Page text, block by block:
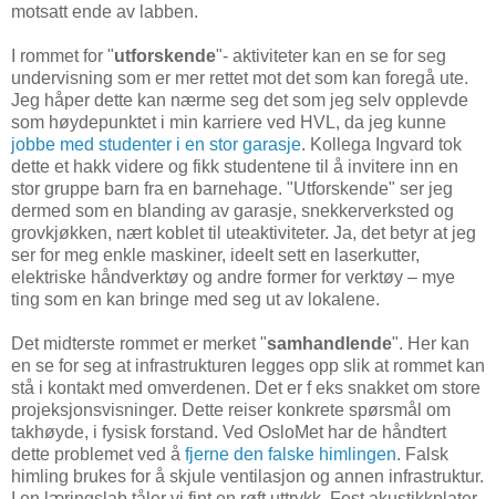
motsatt ende av labben.
I rommet for "utforskende"- aktiviteter kan en se for seg
undervisning som er mer rettet mot det som kan foregå ute.
Jeg håper dette kan nærme seg det som jeg selv opplevde
som høydepunktet i min karriere ved HVL, da jeg kunne
jobbe med studenter i en stor garasje. Kollega Ingvard tok
dette et hakk videre og fikk studentene til å invitere inn en
stor gruppe barn fra en barnehage. "Utforskende" ser jeg
dermed som en blanding av garasje, snekkerverksted og
grovkjøkken, nært koblet til uteaktiviteter. Ja, det betyr at jeg
ser for meg enkle maskiner, ideelt sett en laserkutter,
elektriske håndverktøy og andre former for verktøy – mye
ting som en kan bringe med seg ut av lokalene.
Det midterste rommet er merket "samhandlende". Her kan
en se for seg at infrastrukturen legges opp slik at rommet kan
stå i kontakt med omverdenen. Det er f eks snakket om store
projeksjonsvisninger. Dette reiser konkrete spørsmål om
takhøyde, i fysisk forstand. Ved OsloMet har de håndtert
dette problemet ved å fjerne den falske himlingen. Falsk
himling brukes for å skjule ventilasjon og annen infrastruktur.